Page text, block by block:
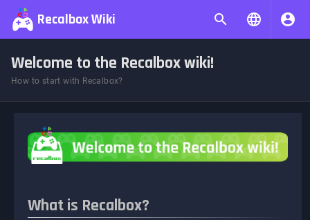
Recalbox Wiki
Welcome to the Recalbox wiki!
How to start with Recalbox?
What is Recalbox?